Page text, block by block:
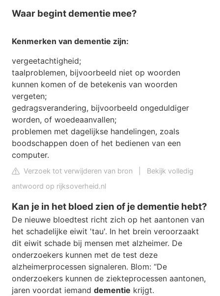
Waar begint dementie mee?
Kenmerken van dementie zijn:
vergeetachtigheid;
taalproblemen, bijvoorbeeld niet op woorden
kunnen komen of de betekenis van woorden
vergeten;
gedragsverandering, bijvoorbeeld ongeduldiger
worden, of woedeaanvallen;
problemen met dagelijkse handelingen, zoals
boodschappen doen of het bedienen van een
computer.
Verzoek tot verwijderen van bron
Bekijk volledig
antwoord op rijksoverheid.nl
Kan je in het bloed zien of je dementie hebt?
De nieuwe bloedtest richt zich op het aantonen van
het schadelijke eiwit 'tau'. In het brein veroorzaakt
dit eiwit schade bij mensen met alzheimer. De
onderzoekers kunnen met de test deze
alzheimerprocessen signaleren. Blom: “De
onderzoekers kunnen de ziekteprocessen aantonen,
jaren voordat iemand dementie krijgt.